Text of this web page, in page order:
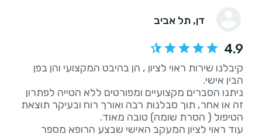
דן, תל אביב
4.9
קיבלנו שירות ראוי לציון , הן בהיבט המקצועי והן בפן
ניתנו הסברים מקצועיים ומפורטים ללא הטייה לפתרון
זה או אחר, תוך סבלנות רבה ואורך רוח ובעיקר תוצאת
עוד ראוי לציון המעקב האישי שבצע הרופא מספר